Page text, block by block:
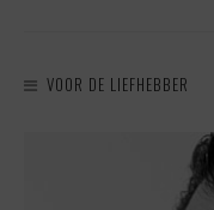
VOOR DE LIEFHEBBER